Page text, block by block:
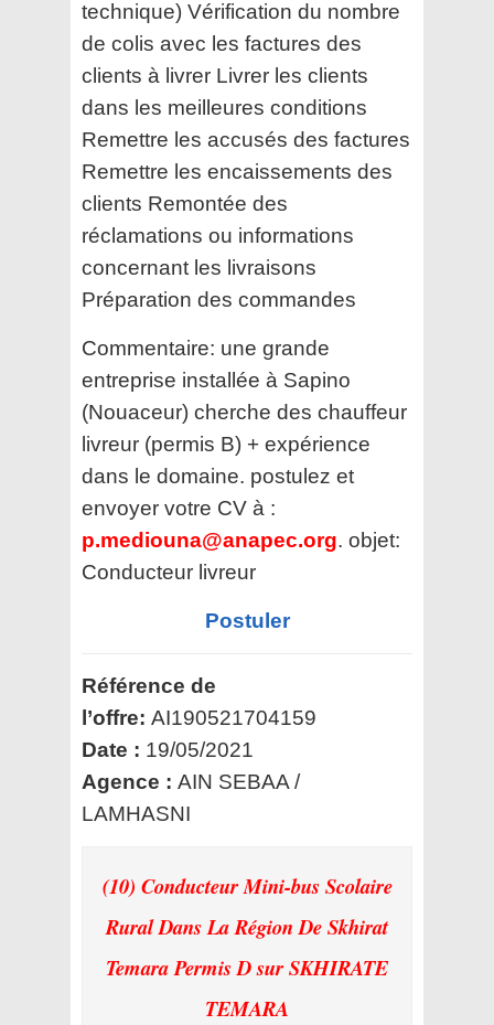
technique) Vérification du nombre
de colis avec les factures des
clients à livrer Livrer les clients
dans les meilleures conditions
Remettre les accusés des factures
Remettre les encaissements des
clients Remontée des
réclamations ou informations
concernant les livraisons
Préparation des commandes
Commentaire: une grande
entreprise installée à Sapino
(Nouaceur) cherche des chauffeur
livreur (permis B) + expérience
dans le domaine. postulez et
envoyer votre CV à :
p.mediouna@anapec.org. objet:
Conducteur livreur
Postuler
Référence de
l’offre: AI190521704159
Date : 19/05/2021
Agence : AIN SEBAA /
LAMHASNI
(10) Conducteur Mini-bus Scolaire
Rural Dans La Région De Skhirat
Temara Permis Dsur SKHIRATE
TEMARA